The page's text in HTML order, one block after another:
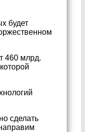
будет
460 млрд.
сделать